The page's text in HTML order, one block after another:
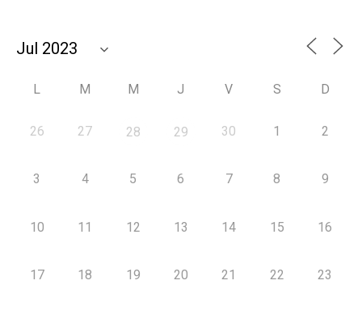
L M M J V S D
26 27 28 29 30 1 2
3 4 5 6 7 8 9
10 11 12 13 14 15 16
17 18 19 20 21 22 23